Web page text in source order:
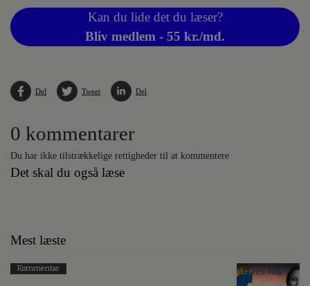
Kan du lide det du læser?
Bliv medlem - 55 kr./md.
Del Tweet Del
0 kommentarer
Du har ikke tilstrækkelige rettigheder til at kommentere
Det skal du også læse
Mest læste
Kommentar